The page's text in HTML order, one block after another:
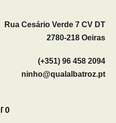
Rua Cesário Verde 7 CV DT
2780-218 Oeiras
(+351) 96 458 2094
ninho@qualalbatroz.pt